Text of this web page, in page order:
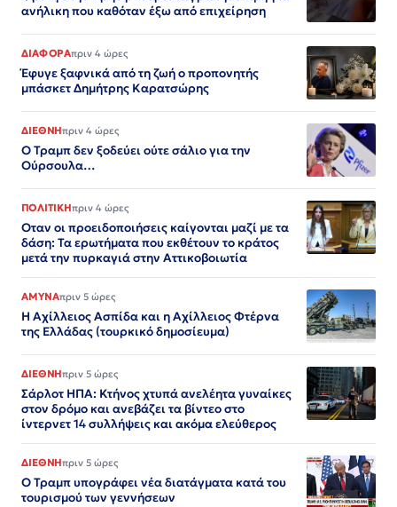
ανήλικη που καθόταν έξω από επιχείρηση
ΔΙΑΦΟΡΑπριν 4 ώρες
Έφυγε ξαφνικά από τη ζωή ο προπονητής
μπάσκετ Δημήτρης Καρατσώρης
ΔΙΕΘΝΗπριν 4 ώρες
Ο Τραμπ δεν ξοδεύει ούτε σάλιο για την
Ούρσουλα…
ΠΟΛΙΤΙΚΗπριν 4 ώρες
Οταν οι προειδοποιήσεις καίγονται μαζί με τα
δάση: Τα ερωτήματα που εκθέτουν το κράτος
μετά την πυρκαγιά στην Αττικοβοιωτία
ΑΜΥΝΑπριν 5 ώρες
Η Αχίλλειος Ασπίδα και η Αχίλλειος Φτέρνα
της Ελλάδας (τουρκικό δημοσίευμα)
ΔΙΕΘΝΗπριν 5 ώρες
Σάρλοτ ΗΠΑ: Κτήνος χτυπά ανελέητα γυναίκες
στον δρόμο και ανεβάζει τα βίντεο στο
ίντερνετ 14 συλλήψεις και ακόμα ελεύθερος​​​​​​​​​​​​​​​​​​​​​​​​​​​​​​​​​​​​​​​​​​​​​​​​​​
ΔΙΕΘΝΗπριν 5 ώρες
Ο Τραμπ υπογράφει νέα διατάγματα κατά του
τουρισμού των γεννήσεων